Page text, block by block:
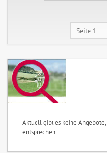
Seite 1
Aktuell gibt es keine
entsprechen.